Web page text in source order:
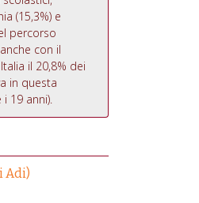
(15,3%) e
percorso
con il
il 20,8% dei
in questa
19 anni).
Adi)